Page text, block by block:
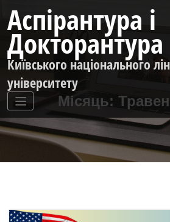
контенту
Аспірантура і
Докторантура
Київського національного
університету
Місяць: